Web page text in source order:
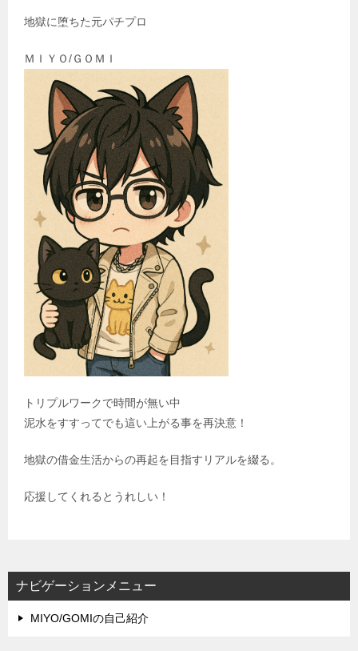
地獄に堕ちた元パチプロ
ＭＩＹＯ/ＧＯＭＩ
トリプルワークで時間が無い中
泥水をすすってでも這い上がる事を再決意！
地獄の借金生活からの再起を目指すリアルを綴る。
応援してくれるとうれしい！
ナビゲーションメニュー
MIYO/GOMIの自己紹介